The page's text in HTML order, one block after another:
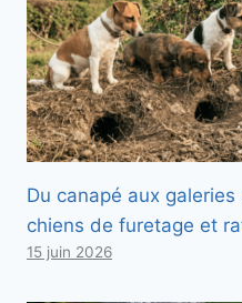
Du canapé aux galeries
chiens de furetage et
15 juin 2026